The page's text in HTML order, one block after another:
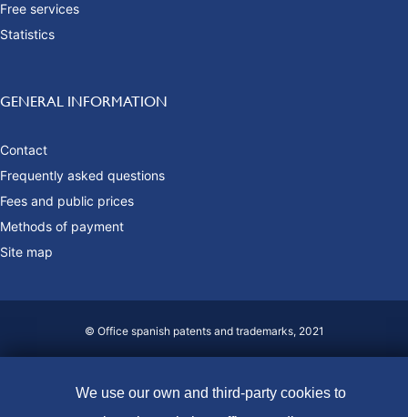
Free services
Statistics
GENERAL INFORMATION
Contact
Frequently asked questions
Fees and public prices
Methods of payment
Site map
© Office spanish patents and trademarks, 2021
Accessibility
Legal Notice
We use our own and third-party cookies to